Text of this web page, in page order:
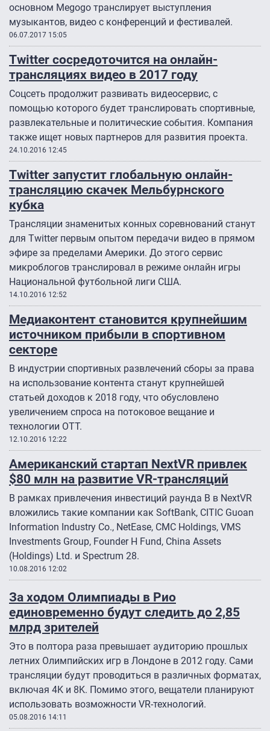
основном Megogo транслирует выступления
музыкантов, видео с конференций и фестивалей.
06.07.2017 15:05
Twitter сосредоточится на онлайн-
трансляциях видео в 2017 году
Соцсеть продолжит развивать видеосервис, с
помощью которого будет транслировать спортивные,
развлекательные и политические события. Компания
также ищет новых партнеров для развития проекта.
24.10.2016 12:45
Twitter запустит глобальную онлайн-
трансляцию скачек Мельбурнского
кубка
Трансляции знаменитых конных соревнований станут
для Twitter первым опытом передачи видео в прямом
эфире за пределами Америки. До этого сервис
микроблогов транслировал в режиме онлайн игры
Национальной футбольной лиги США.
14.10.2016 12:52
Медиаконтент становится крупнейшим
источником прибыли в спортивном
секторе
В индустрии спортивных развлечений сборы за права
на использование контента станут крупнейшей
статьей доходов к 2018 году, что обусловлено
увеличением спроса на потоковое вещание и
технологии OTT.
12.10.2016 12:22
Американский стартап NextVR привлек
$80 млн на развитие VR-трансляций
В рамках привлечения инвестиций раунда B в NextVR
вложились такие компании как SoftBank, CITIC Guoan
Information Industry Co., NetEase, CMC Holdings, VMS
Investments Group, Founder H Fund, China Assets
(Holdings) Ltd. и Spectrum 28.
10.08.2016 12:02
За ходом Олимпиады в Рио
единовременно будут следить до 2,85
млрд зрителей
Это в полтора раза превышает аудиторию прошлых
летних Олимпийских игр в Лондоне в 2012 году. Сами
трансляции будут проводиться в различных форматах,
включая 4K и 8K. Помимо этого, вещатели планируют
использовать возможности VR-технологий.
05.08.2016 14:11